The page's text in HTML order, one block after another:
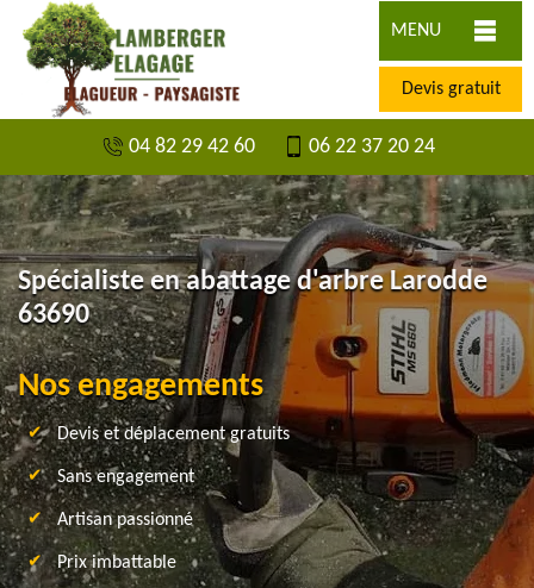
MENU
Devis gratuit
04 82 29 42 60 06 22 37 20 24
Spécialiste en abattage d'arbre Larodde
63690
Nos engagements
Devis et déplacement gratuits
Sans engagement
Artisan passionné
Prix imbattable